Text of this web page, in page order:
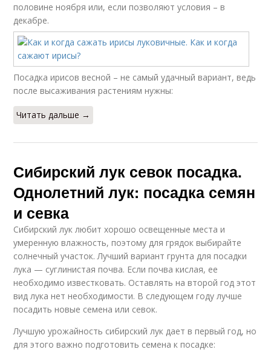
половине ноября или, если позволяют условия – в
декабре.
Посадка ирисов весной – не самый удачный вариант, ведь
после высаживания растениям нужны:
Читать дальше →
Сибирский лук севок посадка.
Однолетний лук: посадка семян
и севка
Сибирский лук любит хорошо освещенные места и
умеренную влажность, поэтому для грядок выбирайте
солнечный участок. Лучший вариант грунта для посадки
лука — суглинистая почва. Если почва кислая, ее
необходимо известковать. Оставлять на второй год этот
вид лука нет необходимости. В следующем году лучше
посадить новые семена или севок.
Лучшую урожайность сибирский лук дает в первый год, но
для этого важно подготовить семена к посадке: